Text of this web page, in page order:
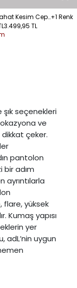
Kesim Cepli+1 Renk
3.499,95 TL
şık seçenekleri
ve
çeker.
pantolon
bir adım
ayrıntılarla
yüksek
Kumaş yapısı
yer
adL’nin uygun